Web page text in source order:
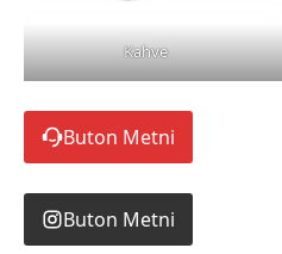
Kahve
Buton Metni
Buton Metni